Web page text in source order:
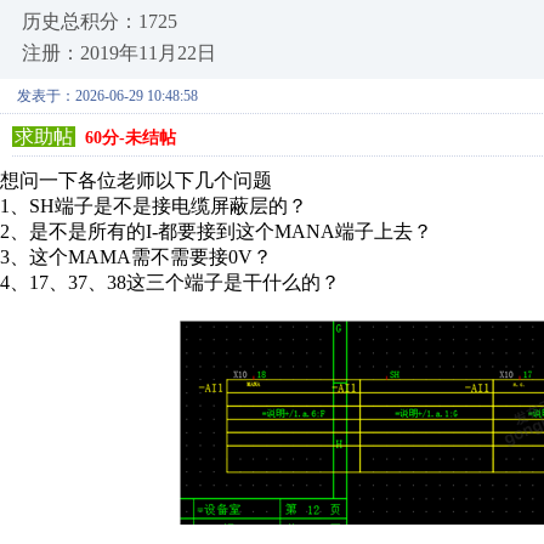
历史总积分：1725
注册：2019年11月22日
发表于：2026-06-29 10:48:58
求助帖 60分-未结帖
想问一下各位老师以下几个问题
1、SH端子是不是接电缆屏蔽层的？
2、是不是所有的I-都要接到这个MANA端子上去？
3、这个MAMA需不需要接0V？
4、17、37、38这三个端子是干什么的？